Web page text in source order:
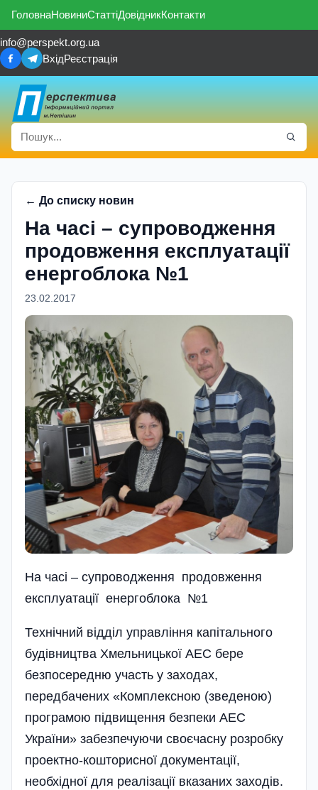
ГоловнаНовиниСтаттіДовідникКонтакти
info@perspekt.org.ua
ВхідРеєстрація
← До списку новин
На часі – супроводження
продовження експлуатації
енергоблока №1
23.02.2017
На часі – супроводження продовження
експлуатації енергоблока №1
Технічний відділ управління капітального
будівництва Хмельницької АЕС бере
безпосередню участь у заходах,
передбачених «Комплексною (зведеною)
програмою підвищення безпеки АЕС
України» забезпечуючи своєчасну розробку
проектно-кошторисної документації,
необхідної для реалізації вказаних заходів.